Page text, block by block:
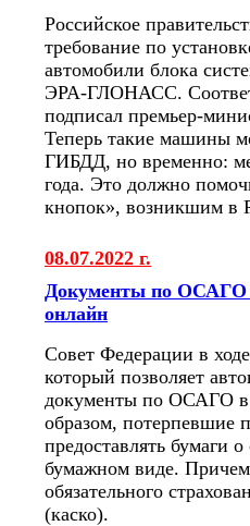
Российское
требование по
автомобили блока
ЭРА-ГЛОНАСС.
подписал премьер-
Теперь такие машины
ГИБДД, но временно:
года. Это должно
кнопок», возникшим в
08.07.2022 г.
Документы по ОСАГО
онлайн
Совет Федерации в
который позволяет
документы по ОСАГО в
образом, потерпевшие
предоставлять бумаги
бумажном виде. Причем
обязательного
(каско).